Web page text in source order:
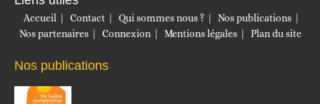
Accueil Contact Qui sommes nous ?
Nos publications
Nos partenaires
Connexion Mentions légales Plan du site
Nos publications